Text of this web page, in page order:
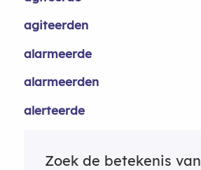
agiteerden
alarmeerde
alarmeerden
alerteerde
Zoek de betekenis van